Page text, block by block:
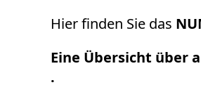
Hier finden Sie das
Eine Übersicht über
.